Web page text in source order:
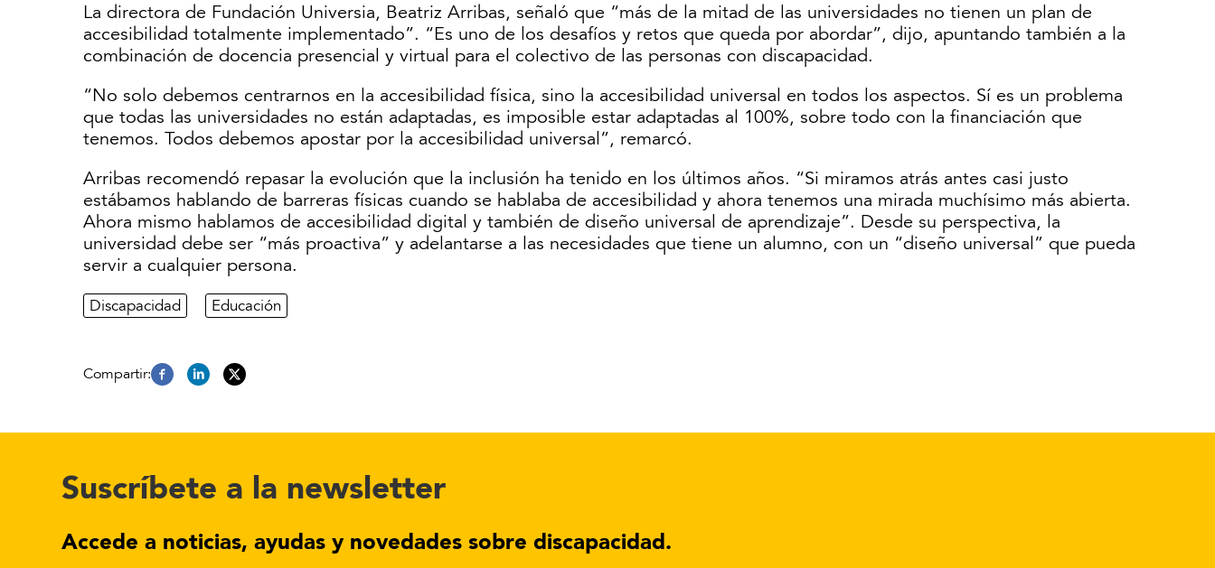
La directora de Fundación Universia, Beatriz Arribas, señaló que “más de la mitad de las universidades no tienen un plan de
accesibilidad totalmente implementado”. “Es uno de los desafíos y retos que queda por abordar”, dijo, apuntando también a la
combinación de docencia presencial y virtual para el colectivo de las personas con discapacidad.
“No solo debemos centrarnos en la accesibilidad física, sino la accesibilidad universal en todos los aspectos. Sí es un problema
que todas las universidades no están adaptadas, es imposible estar adaptadas al 100%, sobre todo con la financiación que
tenemos. Todos debemos apostar por la accesibilidad universal”, remarcó.
Arribas recomendó repasar la evolución que la inclusión ha tenido en los últimos años. “Si miramos atrás antes casi justo
estábamos hablando de barreras físicas cuando se hablaba de accesibilidad y ahora tenemos una mirada muchísimo más abierta.
Ahora mismo hablamos de accesibilidad digital y también de diseño universal de aprendizaje”. Desde su perspectiva, la
universidad debe ser “más proactiva” y adelantarse a las necesidades que tiene un alumno, con un “diseño universal” que pueda
servir a cualquier persona.
Discapacidad Educación
Suscríbete a la newsletter
Accede a noticias, ayudas y novedades sobre discapacidad.